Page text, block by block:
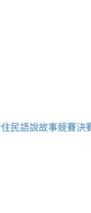
民語說故事競賽決